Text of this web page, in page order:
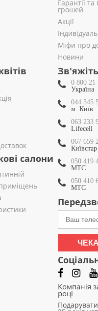
Гарантії
грошей
Акції
Міфи про
Новини
салони
0 800 21
Україна
044 545
м. Київ
063 233
Lifecell
067 659
Київстар
050 419
МТС
050 410
МТС
Компанія
році